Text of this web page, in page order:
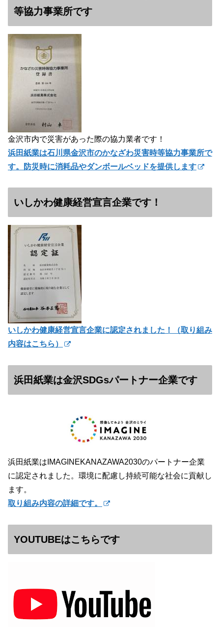
等協力事業所です
金沢市内で災害があった際の協力業者です！
浜田紙業は石川県金沢市のかなざわ災害時等協力事業所で
す。防災時に消耗品やダンボールベッドを提供します
いしかわ健康経営宣言企業です！
いしかわ健康経営宣言企業に認定されました！（取り組み
内容はこちら）
浜田紙業は金沢SDGsパートナー企業です
浜田紙業はIMAGINEKANAZAWA2030のパートナー企業
に認定されました。環境に配慮し持続可能な社会に貢献し
ます。
取り組み内容の詳細です。
YOUTUBEはこちらです